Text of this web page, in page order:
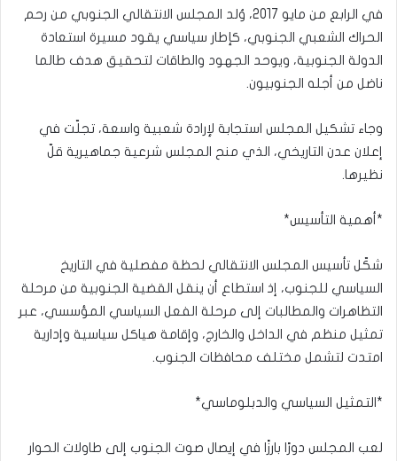
في الرابع من مايو 2017، وُلد المجلس الانتقالي الجنوبي من رحم
الحراك الشعبي الجنوبي، كإطار سياسي يقود مسيرة استعادة
الدولة الجنوبية، ويوحد الجهود والطاقات لتحقيق هدف طالما
ناضل من أجله الجنوبيون.
وجاء تشكيل المجلس استجابة لإرادة شعبية واسعة، تجلّت في
إعلان عدن التاريخي، الذي منح المجلس شرعية جماهيرية قلّ
نظيرها.
*أهمية التأسيس*
شكّل تأسيس المجلس الانتقالي لحظة مفصلية في التاريخ
السياسي للجنوب، إذ استطاع أن ينقل القضية الجنوبية من مرحلة
التظاهرات والمطالبات إلى مرحلة الفعل السياسي المؤسسي، عبر
تمثيل منظم في الداخل والخارج، وإقامة هياكل سياسية وإدارية
امتدت لتشمل مختلف محافظات الجنوب.
*التمثيل السياسي والدبلوماسي*
لعب المجلس دورًا بارزًا في إيصال صوت الجنوب إلى طاولات الحوار